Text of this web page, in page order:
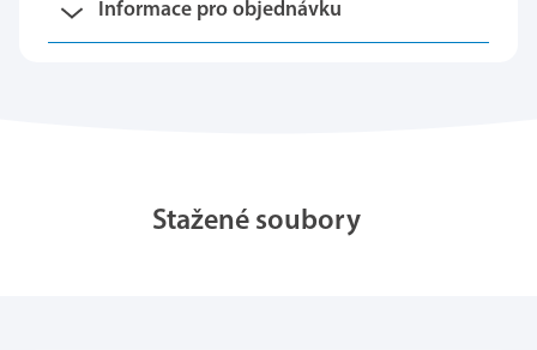
Informace pro objednávku
Stažené soubory